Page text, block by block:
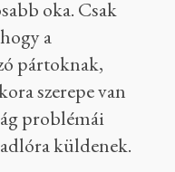
oka. Csak
a
pártoknak,
szerepe van
problémái
küldenek.